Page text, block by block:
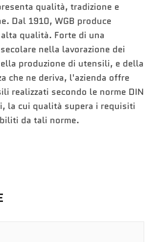
qualità, tradizione e
Dal 1910, WGB produce
qualità. Forte di una
nella lavorazione dei
produzione di utensili, e della
che ne deriva, l'azienda offre
realizzati secondo le norme DIN
la cui qualità supera i requisiti
da tali norme.